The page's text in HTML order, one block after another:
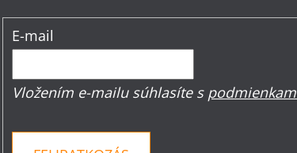
E-mail
Vložením e-mailu súhlasíte s